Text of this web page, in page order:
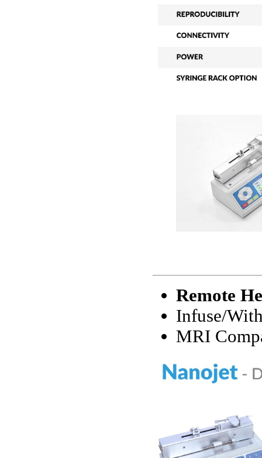
Remote
Infuse/
MRI